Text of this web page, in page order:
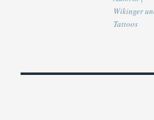
Wikinger
Tattoos